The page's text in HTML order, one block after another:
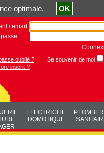
/ email
oublié ?
Se souvenir de moi
inscrit ?
ELECTRICITE
DOMOTIQUE
optimale. OK